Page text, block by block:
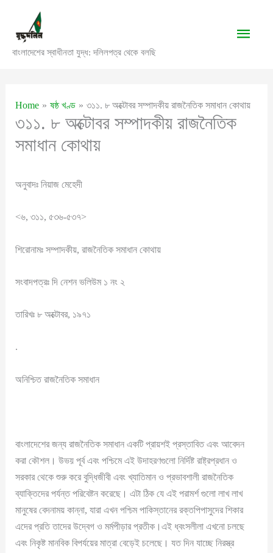
content
বাংলাদেশের স্বাধীনতা যুদ্ধ: দলিলপত্র থেকে বলছি
Main
Home ষষ্ঠ খণ্ড ৩১১. ৮ অক্টোবর সম্পাদকীয় রাজনৈতিক সমাধান কোথায়
৩১১. ৮ অক্টোবর সম্পাদকীয় রাজনৈতিক
সমাধান কোথায়
অনুবাদঃ নিয়াজ মেহেদী
<৬, ৩১১, ৫৩৬-৫৩৭>
শিরোনামঃ সম্পাদকীয়, রাজনৈতিক সমাধান কোথায়
সংবাদপত্রঃ দি নেশন ভলিউম ১ নং ২
তারিখঃ ৮ অক্টোবর, ১৯৭১
.
অনিশ্চিত রাজনৈতিক সমাধান
বাংলাদেশের জন্য রাজনৈতিক সমাধান একটি প্রায়শই প্রস্তাবিত এবং আবেদন
করা কৌশল। উভয় পূর্ব এবং পশ্চিমে এই উদাহরণগুলো নির্দিষ্ট রাষ্ট্রপ্রধান ও
সরকার থেকে শুরু করে বুদ্ধিজীবী এবং খ্যাতিমান ও প্রভাবশালী রাজনৈতিক
ব্যাক্তিদের পর্যন্ত পরিবেষ্টন করেছে। এটা ঠিক যে এই পরামর্শ গুলো লাখ লাখ
মানুষের বেদনাময় কান্না, যারা এখন পশ্চিম পাকিস্তানের রক্তপিপাসুদের শিকার
এদের প্রতি তাদের উদ্বেগ ও মর্মপীড়ার প্রতীক।এই ধ্বংসলীলা এখনো চলছে
এবং নিকৃষ্ট মানবিক বিপর্যয়ের মাত্রা বেড়েই চলেছে। যত দিন যাচ্ছে নিরস্ত্র